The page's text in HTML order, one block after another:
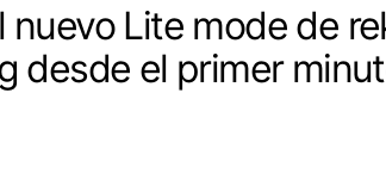
nuevo Lite mode de
desde el primer